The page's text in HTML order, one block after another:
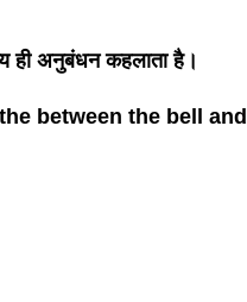
ही अनुबंधन कहलाता है।
between the bell and